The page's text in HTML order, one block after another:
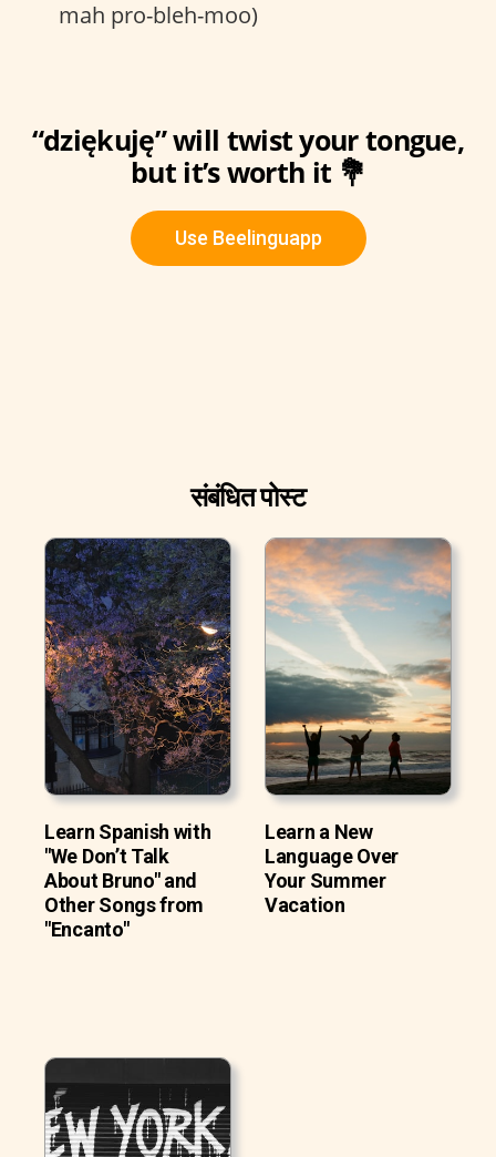
mah pro-bleh-moo)
“dziękuję” will twist your tongue,
but it’s worth it 💐
Use Beelinguapp
संबंधित पोस्ट
Learn Spanish with
"We Don’t Talk
About Bruno" and
Other Songs from
"Encanto"
Learn a New
Language Over
Your Summer
Vacation